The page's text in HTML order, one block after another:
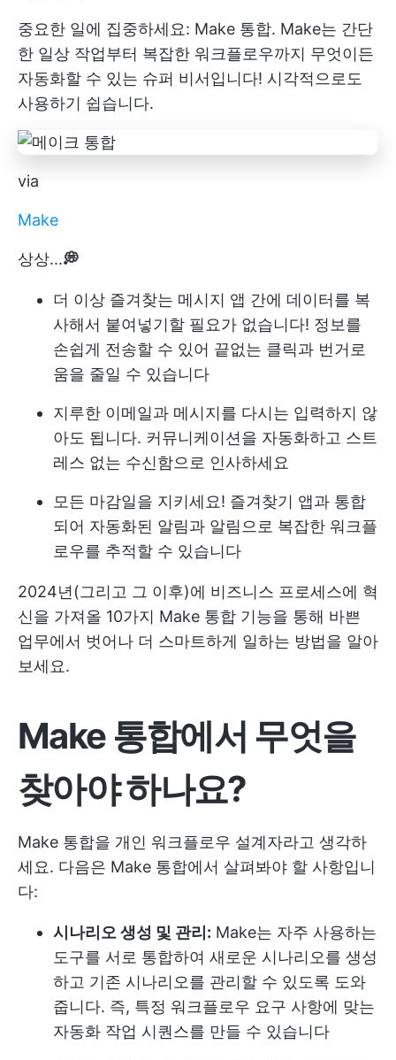
중요한 일에 집중하세요: Make 통합. Make는 간단
한 일상 작업부터 복잡한 워크플로우까지 무엇이든
자동화할 수 있는 슈퍼 비서입니다! 시각적으로도
사용하기 쉽습니다.
via
Make
상상...💭
더 이상 즐겨찾는 메시지 앱 간에 데이터를 복
사해서 붙여넣기할 필요가 없습니다! 정보를
손쉽게 전송할 수 있어 끝없는 클릭과 번거로
움을 줄일 수 있습니다
지루한 이메일과 메시지를 다시는 입력하지 않
아도 됩니다. 커뮤니케이션을 자동화하고 스트
레스 없는 수신함으로 인사하세요
모든 마감일을 지키세요! 즐겨찾기 앱과 통합
되어 자동화된 알림과 알림으로 복잡한 워크플
로우를 추적할 수 있습니다
2024년(그리고 그 이후)에 비즈니스 프로세스에 혁
신을 가져올 10가지 Make 통합 기능을 통해 바쁜
업무에서 벗어나 더 스마트하게 일하는 방법을 알아
보세요.
Make 통합에서 무엇을
찾아야 하나요?
Make 통합을 개인 워크플로우 설계자라고 생각하
세요. 다음은 Make 통합에서 살펴봐야 할 사항입니
다:
시나리오 생성 및 관리: Make는 자주 사용하는
도구를 서로 통합하여 새로운 시나리오를 생성
하고 기존 시나리오를 관리할 수 있도록 도와
줍니다. 즉, 특정 워크플로우 요구 사항에 맞는
자동화 작업 시퀀스를 만들 수 있습니다